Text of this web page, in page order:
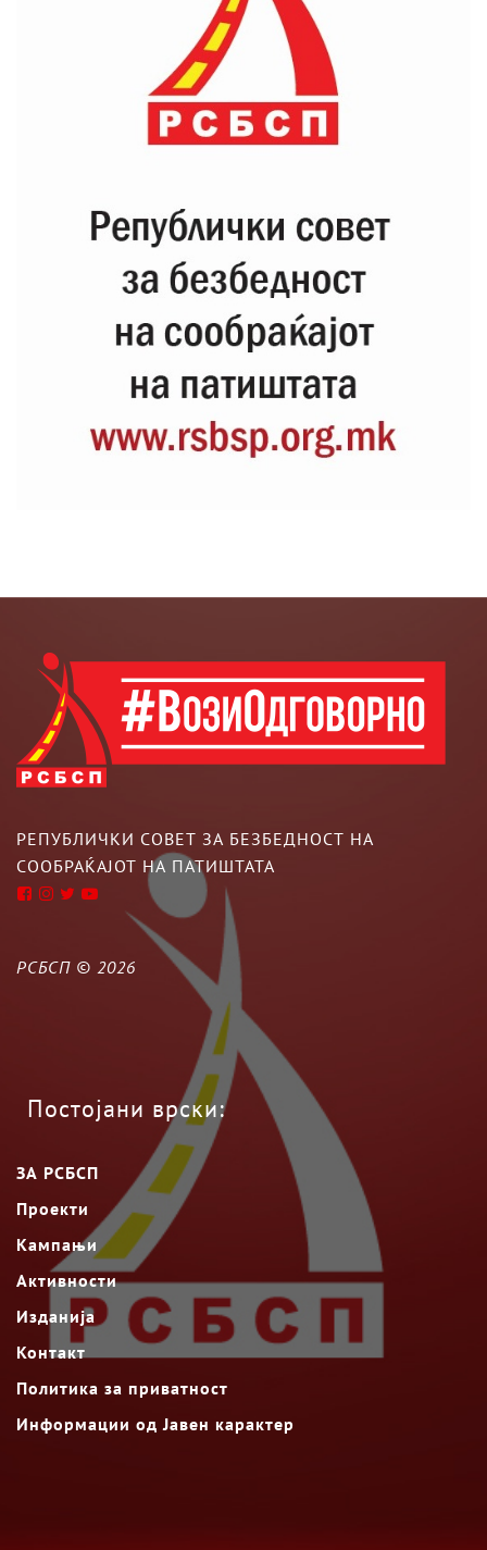
РЕПУБЛИЧКИ СОВЕТ ЗА БЕЗБЕДНОСТ НА
СООБРАЌАЈОТ НА ПАТИШТАТА
РСБСП © 2026
Постојани врски:
ЗА РСБСП
Проекти
Кампањи
Активности
Изданија
Контакт
Политика за приватност
Информации од Јавен карактер